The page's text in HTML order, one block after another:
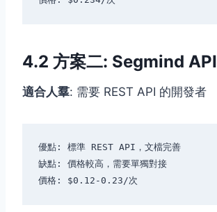
4.2 方案二: Segmind API
適合人羣: 需要 REST API 的開發者
優點: 標準 REST API，文檔完善
缺點: 價格較高，需要單獨對接